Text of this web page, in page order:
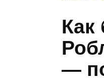
Как
—